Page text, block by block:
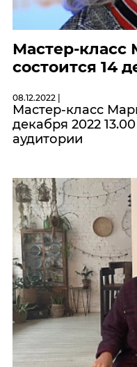
Мастер-класс
состоится 14
08.12.2022 |
Мастер-класс
декабря 2022
аудитории